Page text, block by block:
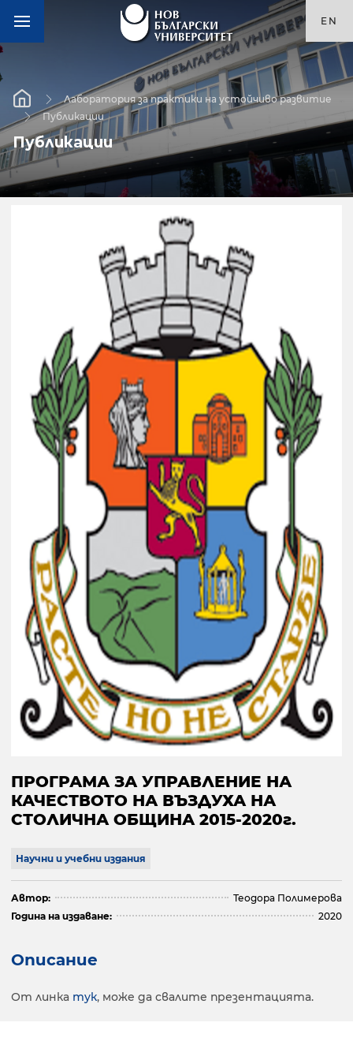
EN
Лаборатория за практики на устойчиво развитие
Публикации
Публикации
ПРОГРАМА ЗА УПРАВЛЕНИЕ НА
КАЧЕСТВОТО НА ВЪЗДУХА НА
СТОЛИЧНА ОБЩИНА 2015-2020г.
Научни и учебни издания
Автор:
Теодора Полимерова
Година на издаване:
2020
Описание
От линка тук, може да свалите презентацията.